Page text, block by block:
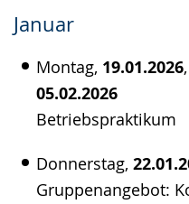
Januar
Montag, 19.01.2026
05.02.2026
Betriebspraktikum
Donnerstag,
Gruppenangebot: